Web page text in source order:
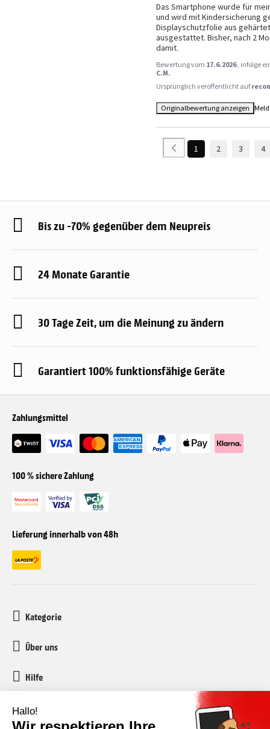
Das Smartphone wurde für
und wird mit Kindersicherung
Displayschutzfolie aus
ausgestattet. Bisher, nach 2
damit.
Bewertung vom 17.6.2026 , infolge
C.M.
Ursprünglich veröffentlicht auf
Originalbewertung anzeigen
1 2 3 4
Bis zu -70% gegenüber dem Neupreis
24 Monate Garantie
30 Tage Zeit, um die Meinung zu ändern
Garantiert 100% funktionsfähige Geräte
Zahlungsmittel
100 % sichere Zahlung
Lieferung innerhalb von 48h
Kategorie
Über uns
Hilfe
Kundenservice